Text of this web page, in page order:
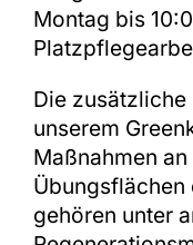
Montag bis
Die
unserem
Maßnahmen
Übungsflächen
gehören unter